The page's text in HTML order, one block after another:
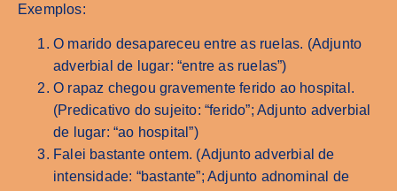
Exemplos:
O marido desapareceu entre as ruelas. (Adjunto
adverbial de lugar: “entre as ruelas”)
O rapaz chegou gravemente ferido ao hospital.
(Predicativo do sujeito: “ferido”; Adjunto adverbial
de lugar: “ao hospital”)
Falei bastante ontem. (Adjunto adverbial de
intensidade: “bastante”; Adjunto adnominal de